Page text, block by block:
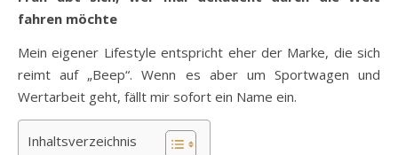
fahren möchte
Mein eigener Lifestyle entspricht eher der Marke, die sich
reimt auf „Beep“. Wenn es aber um Sportwagen und
Wertarbeit geht, fällt mir sofort ein Name ein.
Inhaltsverzeichnis